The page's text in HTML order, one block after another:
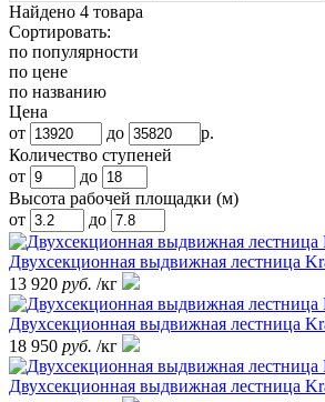
Найдено 4 товара
Сортировать:
по популярности
по цене
по названию
Цена
от
до
р.
Количество ступеней
от
до
Высота рабочей площадки (м)
от
до
Двухсекционная выдвижная лестница
13 920 руб. /кг
Двухсекционная выдвижная лестница
18 950 руб. /кг
Двухсекционная выдвижная лестница